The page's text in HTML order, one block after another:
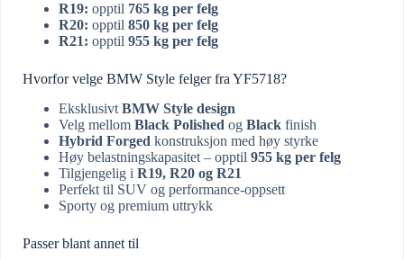
R19: opptil 765 kg per felg
R20: opptil 850 kg per felg
R21: opptil 955 kg per felg
Hvorfor velge BMW Style felger fra YF5718?
Eksklusivt BMW Style design
Velg mellom Black Polished og Black finish
Hybrid Forged konstruksjon med høy styrke
Høy belastningskapasitet – opptil 955 kg per felg
Tilgjengelig i R19, R20 og R21
Perfekt til SUV og performance-oppsett
Sporty og premium uttrykk
Passer blant annet til